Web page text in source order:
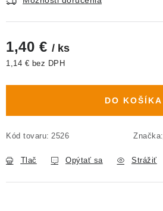
1,40 € / ks
1,14 € bez DPH
DO KOŠÍKA
Kód tovaru: 2526 Značka:
Tlač Opýtať sa Strážiť